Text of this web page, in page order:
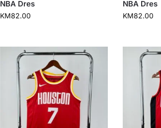
NBA Dres
KM82.00
NBA Dres
KM82.00